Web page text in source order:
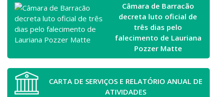
Câmara de Barracão
decreta luto oficial de
três dias pelo
falecimento de Lauriana
Pozzer Matte
CARTA DE SERVIÇOS E RELATÓRIO ANUAL DE
ATIVIDADES